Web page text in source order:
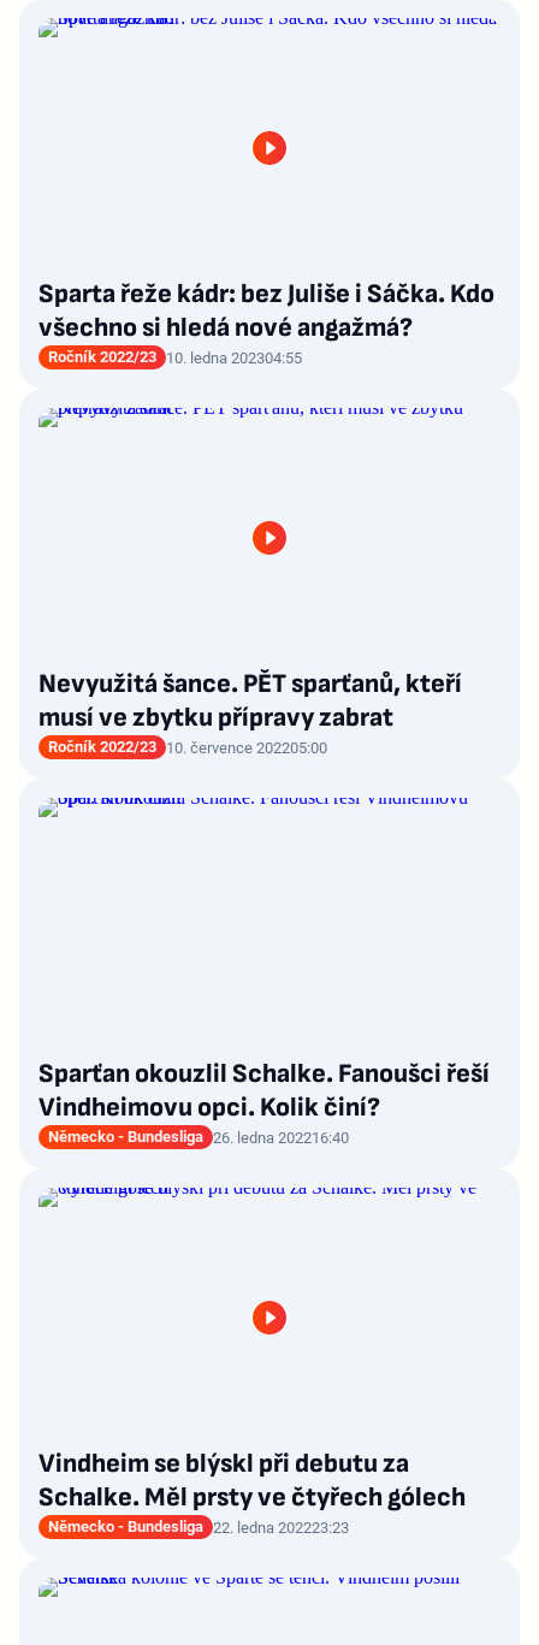
Sparta řeže kádr: bez Juliše i Sáčka. Kdo
všechno si hledá nové angažmá?
Ročník 2022/23 10. ledna 202304:55
Nevyužitá šance. PĚT sparťanů, kteří
musí ve zbytku přípravy zabrat
Ročník 2022/23 10. července 202205:00
Sparťan okouzlil Schalke. Fanoušci řeší
Vindheimovu opci. Kolik činí?
Německo - Bundesliga 26. ledna 202216:40
Vindheim se blýskl při debutu za
Schalke. Měl prsty ve čtyřech gólech
Německo - Bundesliga 22. ledna 202223:23